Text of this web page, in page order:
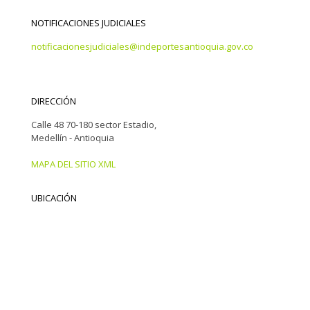
NOTIFICACIONES JUDICIALES
notificacionesjudiciales@indeportesantioquia.gov.co
DIRECCIÓN
Calle 48 70-180 sector Estadio,
Medellín - Antioquia
MAPA DEL SITIO XML
UBICACIÓN